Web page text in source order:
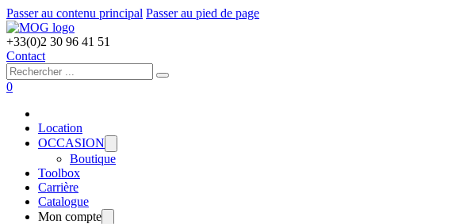
Passer au contenu principal Passer au pied de page
+33(0)2 30 96 41 51
Contact
Rechercher
0
Location
OCCASION
Boutique
Toolbox
Carrière
Catalogue
Mon compte